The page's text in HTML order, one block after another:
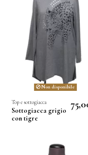
Non disponibile
Top e sottogiacca
Sottogiacca grigio
con tigre